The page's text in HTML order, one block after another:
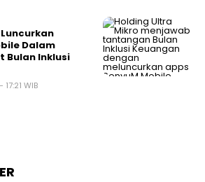
Dalam
Bulan Inklusi
WIB